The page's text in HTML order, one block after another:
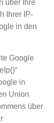
über Ihre
Ihrer IP-
in den
Google
in
Union
über